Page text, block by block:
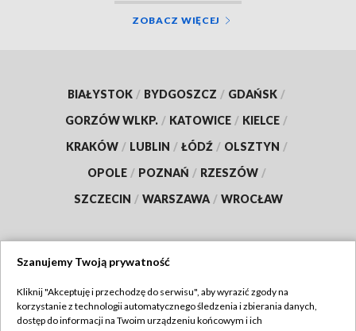
ZOBACZ WIĘCEJ
BIAŁYSTOK / BYDGOSZCZ / GDAŃSK /
GORZÓW WLKP. / KATOWICE / KIELCE /
KRAKÓW / LUBLIN / ŁÓDŹ / OLSZTYN /
OPOLE / POZNAŃ / RZESZÓW /
SZCZECIN / WARSZAWA / WROCŁAW
TVP
Szanujemy Twoją prywatność
Kliknij "Akceptuję i przechodzę do serwisu", aby wyrazić zgody na
korzystanie z technologii automatycznego śledzenia i zbierania danych,
dostęp do informacji na Twoim urządzeniu końcowym i ich